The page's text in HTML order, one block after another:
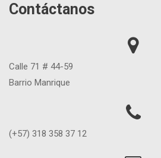
Contáctanos
Calle 71 # 44-59
Barrio Manrique
(+57) 318 358 37 12